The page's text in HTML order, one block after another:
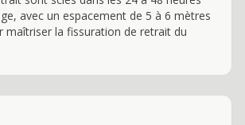
avec un espacement de 5 à 6 mètres
maîtriser la fissuration de retrait du